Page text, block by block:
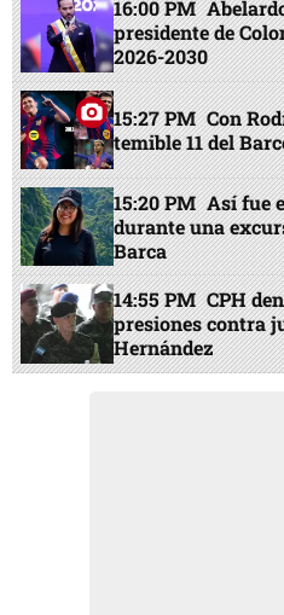
16:00 PM
presidente de
2026-2030
15:27 PM Con
temible 11 del
15:20 PM Así fue
durante una
Barca
14:55 PM CPH
presiones contra
Hernández